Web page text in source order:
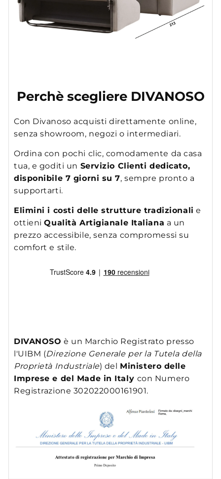
Perchè scegliere DIVANOSO
Con Divanoso acquisti direttamente online,
senza showroom, negozi o intermediari.
Ordina con pochi clic, comodamente da casa
tua, e goditi un Servizio Clienti dedicato,
disponibile 7 giorni su 7, sempre pronto a
supportarti.
Elimini i costi delle strutture tradizionali e
ottieniQualità Artigianale Italiana a un
prezzo accessibile, senza compromessi su
comfort e stile.
DIVANOSO è un Marchio Registrato presso
l'UIBM (Direzione Generale per la Tutela della
Proprietà Industriale) del
Ministero delle
Imprese e del Made in Italy con Numero
Registrazione 302022000161901.